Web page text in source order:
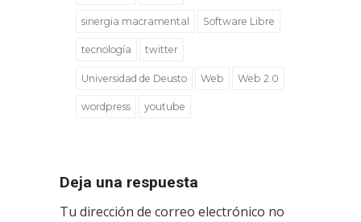
sinergia macramental Software Libre
tecnología twitter
Universidad de Deusto Web Web 2.0
wordpress youtube
Deja una respuesta
Tu dirección de correo electrónico no